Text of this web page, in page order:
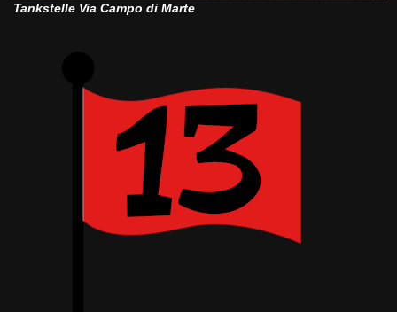
Tankstelle Via Campo di Marte